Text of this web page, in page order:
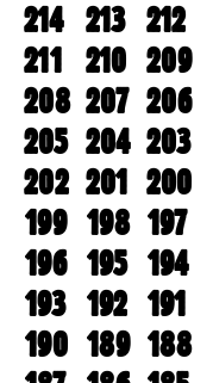
214 213 212
211 210 209
208 207 206
205 204 203
202 201 200
199 198 197
196 195 194
193 192 191
190 189 188